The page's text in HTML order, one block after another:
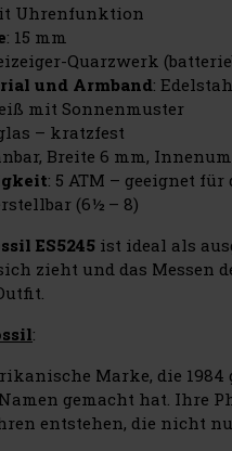
Uhrenfunktion
: 15 mm
Quarzwerk
und Armband:
mit Sonnenmuster
– kratzfest
Breite 6 mm,
: 5 ATM – geeignet
(6½ – 8)
ES5245 ist ideal als
zieht und das Messen
:
Marke, die
gemacht hat.
entstehen, die nicht